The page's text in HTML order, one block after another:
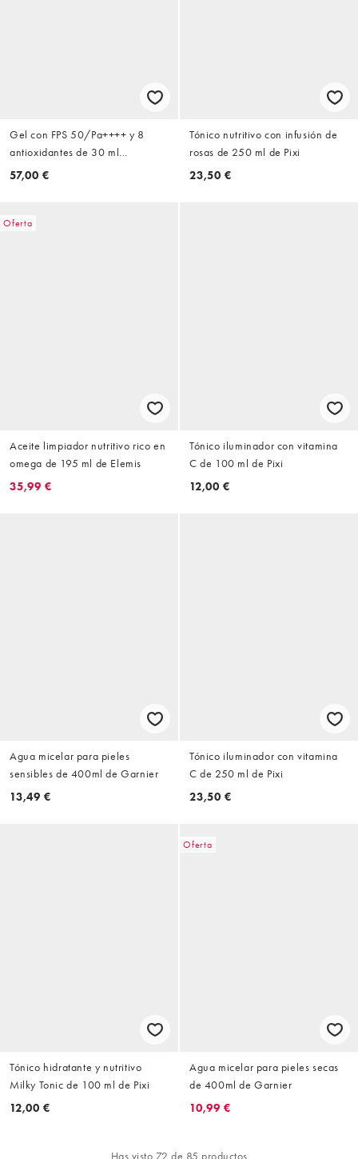
Gel con FPS 50/Pa++++ y 8
antioxidantes de 30 ml
Perfectionist Pro Multi-Defense
57,00 €
Tónico nutritivo con infusión de
rosas de 250 ml de Pixi
23,50 €
Oferta
Aceite limpiador nutritivo rico en
omega de 195 ml de Elemis
35,99 €
Tónico iluminador con vitamina
C de 100 ml de Pixi
12,00 €
Agua micelar para pieles
sensibles de 400ml de Garnier
13,49 €
Tónico iluminador con vitamina
C de 250 ml de Pixi
23,50 €
Tónico hidratante y nutritivo
Milky Tonic de 100 ml de Pixi
12,00 €
Oferta
Agua micelar para pieles secas
de 400ml de Garnier
10,99 €
Has visto 72 de 85 productos